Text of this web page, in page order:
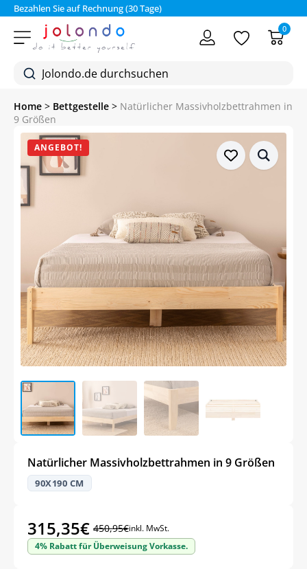
Bezahlen Sie auf Rechnung (30 Tage)
0
Home > Bettgestelle > Natürlicher Massivholzbettrahmen in
9 Größen
ANGEBOT!
Natürlicher Massivholzbettrahmen in 9 Größen
90X190 CM
450,95€
Ursprünglicher
Preis
315,35€
Aktueller
Preis
inkl. MwSt.
4% Rabatt für Überweisung Vorkasse.